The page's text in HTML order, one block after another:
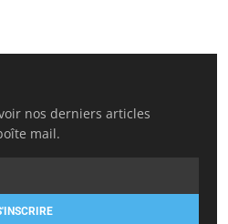
nos derniers articles
mail.